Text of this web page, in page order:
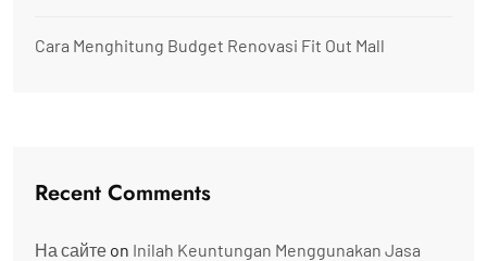
Cara Menghitung Budget Renovasi Fit Out Mall
Recent Comments
На сайте on Inilah Keuntungan Menggunakan Jasa